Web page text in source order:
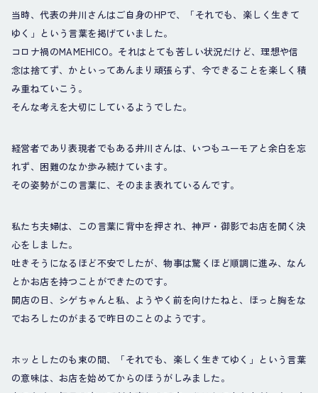
当時、代表の井川さんはご自身のHPで、「それでも、楽しく生きて
ゆく」という言葉を掲げていました。
コロナ禍のMAMEHICO。それはとても苦しい状況だけど、理想や信
念は捨てず、かといってあんまり頑張らず、今できることを楽しく積
み重ねていこう。
そんな考えを大切にしているようでした。
経営者であり表現者でもある井川さんは、いつもユーモアと余白を忘
れず、困難のなか歩み続けています。
その姿勢がこの言葉に、そのまま表れているんです。
私たち夫婦は、この言葉に背中を押され、神戸・御影でお店を開く決
心をしました。
吐きそうになるほど不安でしたが、物事は驚くほど順調に進み、なん
とかお店を持つことができたのです。
開店の日、シゲちゃんと私、ようやく前を向けたねと、ほっと胸をな
でおろしたのがまるで昨日のことのようです。
ホッとしたのも束の間、「それでも、楽しく生きてゆく」という言葉
の意味は、お店を始めてからのほうがしみました。